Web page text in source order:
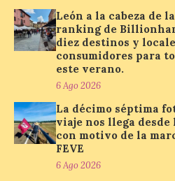
7 Ago 2026
La cadena
volverá a estar
en la zona de
junto al control
Leaders Lounge, dos espacios
para los ciclistas. El
Vuelta discurrirá junto a 17 […]
León a la cabeza de
ranking de
diez destinos y
consumidores para
este verano.
6 Ago 2026
La décimo séptima
viaje nos llega desde
con motivo de la
FEVE
6 Ago 2026